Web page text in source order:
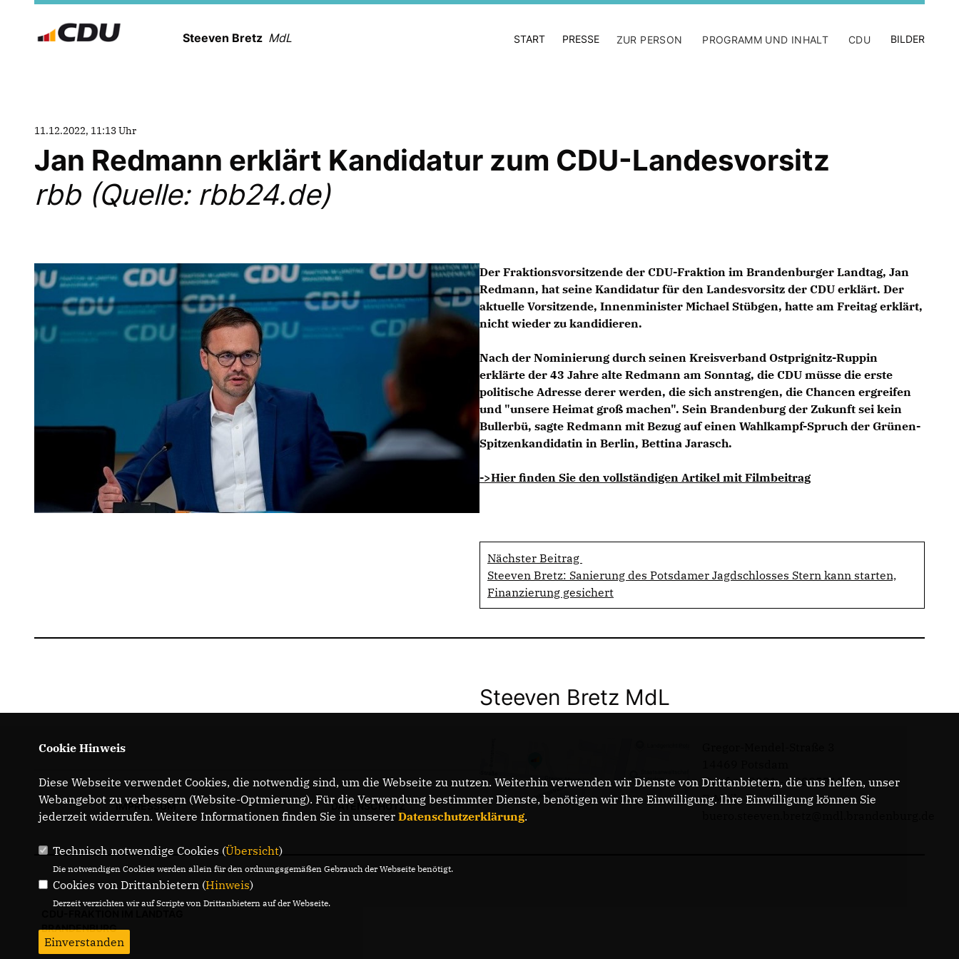
Steeven Bretz MdL START PRESSE ZUR PERSON PROGRAMM UND INHALT CDU BILDER
11.12.2022, 11:13 Uhr
Jan Redmann erklärt Kandidatur zum CDU-Landesvorsitz
rbb (Quelle: rbb24.de)
Der Fraktionsvorsitzende der CDU-Fraktion im Brandenburger Landtag, Jan
Redmann, hat seine Kandidatur für den Landesvorsitz der CDU erklärt. Der
aktuelle Vorsitzende, Innenminister Michael Stübgen, hatte am Freitag erklärt,
nicht wieder zu kandidieren.
Nach der Nominierung durch seinen Kreisverband Ostprignitz-Ruppin
erklärte der 43 Jahre alte Redmann am Sonntag, die CDU müsse die erste
politische Adresse derer werden, die sich anstrengen, die Chancen ergreifen
und "unsere Heimat groß machen". Sein Brandenburg der Zukunft sei kein
Bullerbü, sagte Redmann mit Bezug auf einen Wahlkampf-Spruch der Grünen-
Spitzenkandidatin in Berlin, Bettina Jarasch.
->Hier finden Sie den vollständigen Artikel mit Filmbeitrag
Nächster Beitrag
Steeven Bretz: Sanierung des Potsdamer Jagdschlosses Stern kann starten,
Finanzierung gesichert
IMPRESSUM DATENSCHUTZ
Steeven Bretz MdL
Telefon: 0331 - 20085713
E-Mail:
BRANDENBURG
Cookie Hinweis
Diese Webseite verwendet Cookies, die notwendig sind, um die Webseite zu nutzen. Weiterhin verwenden wir Dienste von Drittanbietern, die uns helfen, unser
Webangebot zu verbessern (Website-Optmierung). Für die Verwendung bestimmter Dienste, benötigen wir Ihre Einwilligung. Ihre Einwilligung können Sie
jederzeit widerrufen. Weitere Informationen finden Sie in unserer Datenschutzerklärung.
Technisch notwendige Cookies (Übersicht)
Die notwendigen Cookies werden allein für den ordnungsgemäßen Gebrauch der Webseite benötigt.
Cookies von Drittanbietern (Hinweis)
Derzeit verzichten wir auf Scripte von Drittanbietern auf der Webseite.
Einverstanden